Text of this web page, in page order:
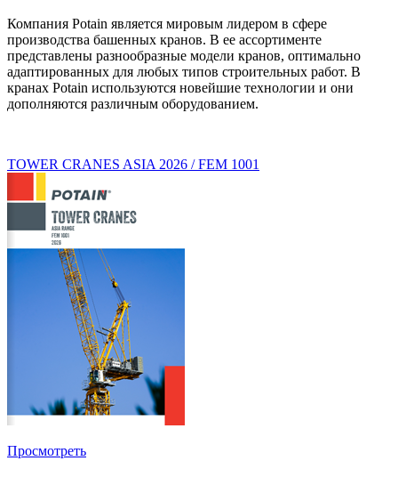
Компания Potain является мировым лидером в сфере
производства башенных кранов. В ее ассортименте
представлены разнообразные модели кранов, оптимально
адаптированных для любых типов строительных работ. В
кранах Potain используются новейшие технологии и они
дополняются различным оборудованием.
TOWER CRANES ASIA 2026 / FEM 1001
Просмотреть